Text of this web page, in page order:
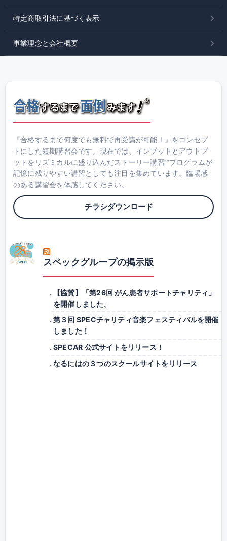
特定商取引法に基づく表示
事業理念と会社概要
『合格するまで何度でも無料で再受講が可能！』をコンセプ
トにした短期講習会です。現在では、インプットとアウトプ
ットをリズミカルに盛り込んだストーリー講習™プログラムが
記憶に残りやすい講習としても注目を集めています。臨場感
のある講習会を体感してください。
チラシダウンロード
スペックグループの掲示版
【協賛】「第26回 がん患者サポートチャリティ」
を開催しました。
第３回 SPECチャリティ音楽フェスティバルを開催
しました！
SPECAR 公式サイトをリリース！
なるにはの３つのスクールサイトをリリース